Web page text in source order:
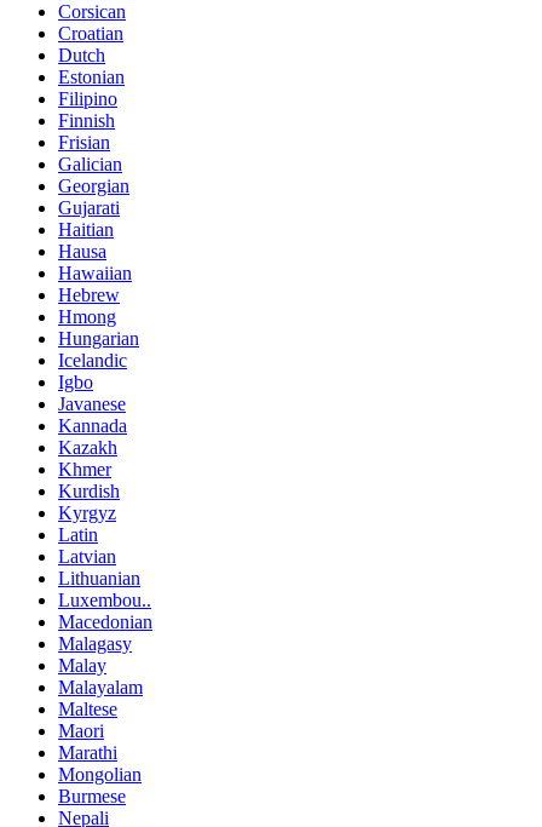
Corsican
Croatian
Dutch
Estonian
Filipino
Finnish
Frisian
Galician
Georgian
Gujarati
Haitian
Hausa
Hawaiian
Hebrew
Hmong
Hungarian
Icelandic
Igbo
Javanese
Kannada
Kazakh
Khmer
Kurdish
Kyrgyz
Latin
Latvian
Lithuanian
Luxembou..
Macedonian
Malagasy
Malay
Malayalam
Maltese
Maori
Marathi
Mongolian
Burmese
Nepali